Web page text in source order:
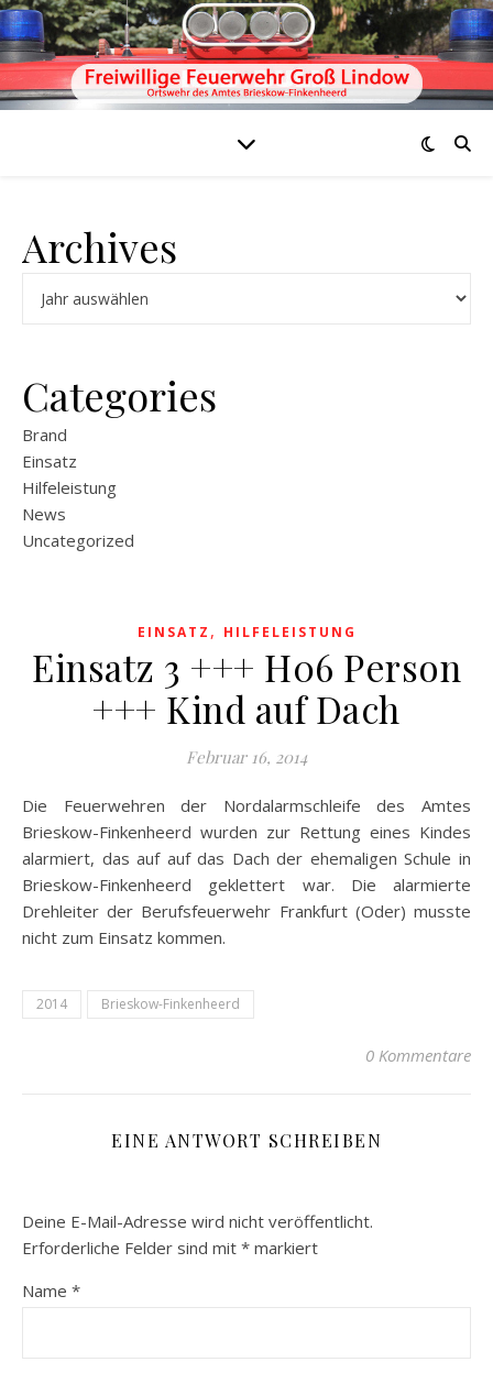
Archives
Categories
Brand
Einsatz
Hilfeleistung
News
Uncategorized
EINSATZ , HILFELEISTUNG
Einsatz 3 +++ H06 Person
+++ Kind auf Dach
Februar 16, 2014
Die Feuerwehren der Nordalarmschleife des Amtes
Brieskow-Finkenheerd wurden zur Rettung eines Kindes
alarmiert, das auf auf das Dach der ehemaligen Schule in
Brieskow-Finkenheerd geklettert war. Die alarmierte
Drehleiter der Berufsfeuerwehr Frankfurt (Oder) musste
nicht zum Einsatz kommen.
2014 Brieskow-Finkenheerd
0 Kommentare
EINE ANTWORT SCHREIBEN
Deine E-Mail-Adresse wird nicht veröffentlicht.
Erforderliche Felder sind mit * markiert
Name *